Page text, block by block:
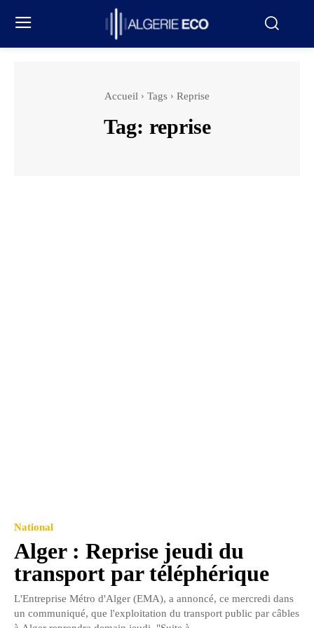
Accueil Tags Reprise
Tag: reprise
National
Alger : Reprise jeudi du
transport par téléphérique
L'Entreprise Métro d'Alger (EMA), a annoncé, ce mercredi dans
un communiqué, que l'exploitation du transport public par câbles